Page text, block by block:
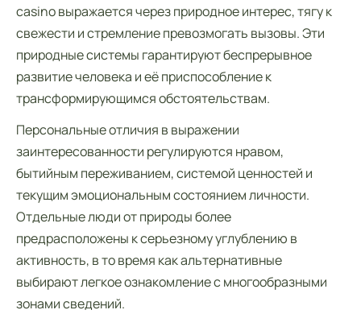
casino выражается через природное интерес, тягу к
свежести и стремление превозмогать вызовы. Эти
природные системы гарантируют беспрерывное
развитие человека и её приспособление к
трансформирующимся обстоятельствам.
Персональные отличия в выражении
заинтересованности регулируются нравом,
бытийным переживанием, системой ценностей и
текущим эмоциональным состоянием личности.
Отдельные люди от природы более
предрасположены к серьезному углублению в
активность, в то время как альтернативные
выбирают легкое ознакомление с многообразными
зонами сведений.